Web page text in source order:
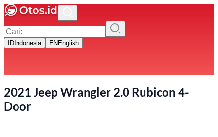
ID Indonesia EN English
2021 Jeep Wrangler 2.0 Rubicon 4-
Door